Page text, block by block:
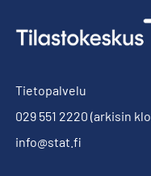
Tietopalvelu
029 551 2220 (arkisin
info@stat.fi